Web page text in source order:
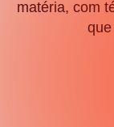
matéria, com